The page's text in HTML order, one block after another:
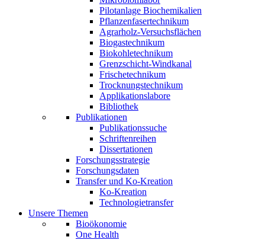
Pilotanlage Biochemikalien
Pflanzenfasertechnikum
Agrarholz-Versuchsflächen
Biogastechnikum
Biokohletechnikum
Grenzschicht-Windkanal
Frischetechnikum
Trocknungstechnikum
Applikationslabore
Bibliothek
Publikationen
Publikationssuche
Schriftenreihen
Dissertationen
Forschungsstrategie
Forschungsdaten
Transfer und Ko-Kreation
Ko-Kreation
Technologietransfer
Unsere Themen
Bioökonomie
One Health